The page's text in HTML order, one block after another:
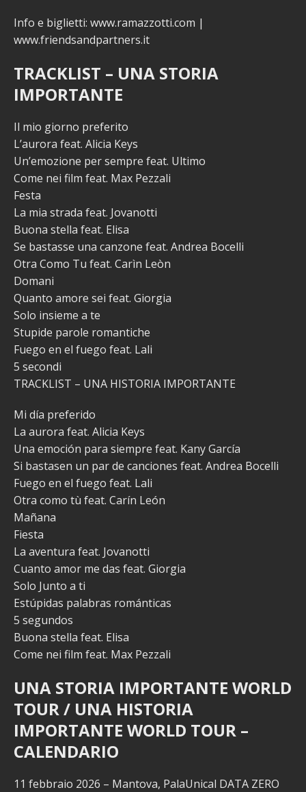
Info e biglietti: www.ramazzotti.com |
www.friendsandpartners.it
TRACKLIST – UNA STORIA
IMPORTANTE
Il mio giorno preferito
L’aurora feat. Alicia Keys
Un’emozione per sempre feat. Ultimo
Come nei film feat. Max Pezzali
Festa
La mia strada feat. Jovanotti
Buona stella feat. Elisa
Se bastasse una canzone feat. Andrea Bocelli
Otra Como Tu feat. Carìn Leòn
Domani
Quanto amore sei feat. Giorgia
Solo insieme a te
Stupide parole romantiche
Fuego en el fuego feat. Lali
5 secondi
TRACKLIST – UNA HISTORIA IMPORTANTE
Mi día preferido
La aurora feat. Alicia Keys
Una emoción para siempre feat. Kany García
Si bastasen un par de canciones feat. Andrea Bocelli
Fuego en el fuego feat. Lali
Otra como tù feat. Carín León
Mañana
Fiesta
La aventura feat. Jovanotti
Cuanto amor me das feat. Giorgia
Solo Junto a ti
Estúpidas palabras románticas
5 segundos
Buona stella feat. Elisa
Come nei film feat. Max Pezzali
UNA STORIA IMPORTANTE WORLD
TOUR / UNA HISTORIA
IMPORTANTE WORLD TOUR –
CALENDARIO
11 febbraio 2026 – Mantova, PalaUnical DATA ZERO